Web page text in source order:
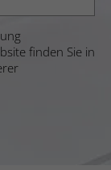
finden Sie in